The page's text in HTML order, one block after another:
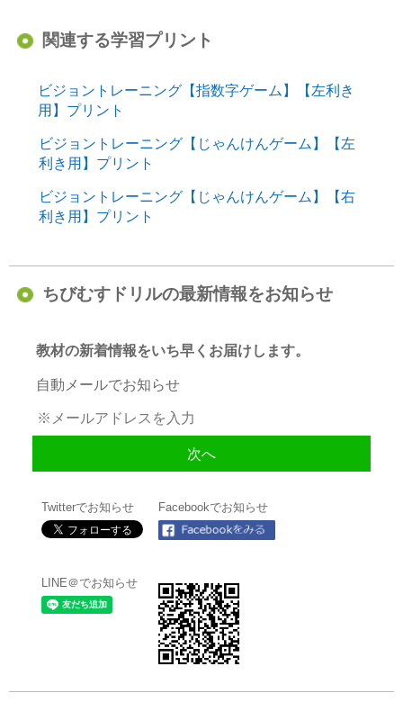
関連する学習プリント
ビジョントレーニング【指数字ゲーム】【左利き
用】プリント
ビジョントレーニング【じゃんけんゲーム】【左
利き用】プリント
ビジョントレーニング【じゃんけんゲーム】【右
利き用】プリント
ちびむすドリルの最新情報をお知らせ
教材の新着情報をいち早くお届けします。
自動メールでお知らせ
Twitterでお知らせ Facebookでお知らせ
LINE＠でお知らせ